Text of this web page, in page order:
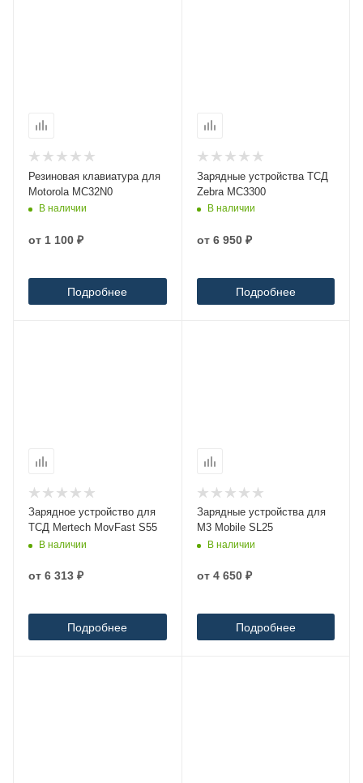
Резиновая клавиатура для
Motorola MC32N0
В наличии
от 1 100 ₽
Подробнее
Зарядные устройства ТСД
Zebra MC3300
В наличии
от 6 950 ₽
Подробнее
Зарядное устройство для
ТСД Mertech MovFast S55
В наличии
от 6 313 ₽
Подробнее
Зарядные устройства для
M3 Mobile SL25
В наличии
от 4 650 ₽
Подробнее